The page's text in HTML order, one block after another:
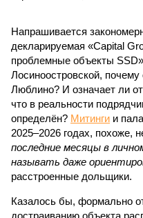
Напрашивается
декларируемая «Capital
проблемные объекты
Лосиноостровской,
Люблино? И означает ли
что в реальности
определён? Митинги и
2025–2026 годах, похоже,
последние месяцы в
называть даже
расстроенные дольщики.
Казалось бы, формально
достраиванию объекта